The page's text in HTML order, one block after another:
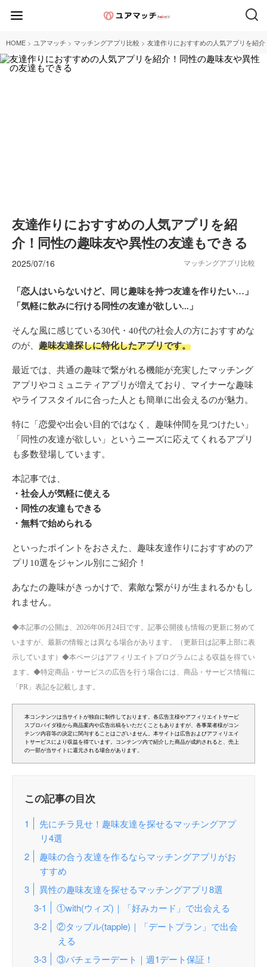
HOME > ユアマッチ > マッチングアプリ比較 > 友達作りにおすすめの人気アプリを紹
友達作りにおすすめの人気アプリを紹
介！同性の趣味友や異性の友達もできる
2025/07/16 マッチングアプリ比較
「恋人はいらないけど、同じ趣味を持つ友達を作りたい…」
「気軽に飲みに行ける同性の友達が欲しい...」
そんな風に感じている30代・40代の社会人の方におすすめな
のが、 趣味友達探しに特化したアプリです。
最近では、共通の趣味で繋がれる機能が充実したマッチング
アプリやコミュニティアプリが増えており、マイナーな趣味
やライフスタイルに合った人とも簡単に出会えるのが魅力。
特に「恋愛や出会い目的ではなく、趣味仲間を見つけたい」
「同性の友達が欲しい」というニーズに応えてくれるアプリ
も多数登場しています。
本記事では、
・社会人が気軽に使える
・同性の友達もできる
・無料で始められる
といったポイントをおさえた、趣味友達作りにおすすめのア
プリ10選をジャンル別にご紹介！
あなたの趣味がきっかけで、素敵な繋がりが生まれるかもし
れません。
◆本記事の公開は、2026年06月24日です。記事公開後も情報の更新に努めて
いますが、最新の情報とは異なる場合があります。（更新日は記事上部に表
示しています）◆本ページはアフィリエイトプログラムによる収益を得てい
ます。◆特定商品・サービスの広告を行う場合には、商品・サービス情報に
「PR」表記を記載します。
本コンテンツは当サイトが独自に制作しております。各広告主様やアフィリエイトサービ
スプロバイダ様から商品案内や広告出稿をいただくこともありますが、各事業者様がコン
テンツ内容等の決定に関与することはございません。本サイトは広告およびアフィリエイ
トサービスにより収益を得ています。コンテンツ内で紹介した商品が成約されると、売上
の一部が当サイトに還元される場合があります。
この記事の目次
先にチラ見せ！趣味友達を探せるマッチングアプ
リ4選
趣味の合う友達を作るならマッチングアプリがお
すすめ
異性の趣味友達を探せるマッチングアプリ8選
①with(ウィズ)｜「好みカード」で出会える
②タップル(tapple)｜「デートプラン」で出会
える
③バチェラーデート｜週1デート保証！